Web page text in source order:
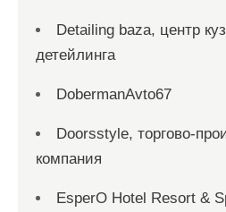
Detailing baza, центр
детейлинга
DobermanAvto67
Doorsstyle, торгово-
компания
EsperO Hotel Resort &